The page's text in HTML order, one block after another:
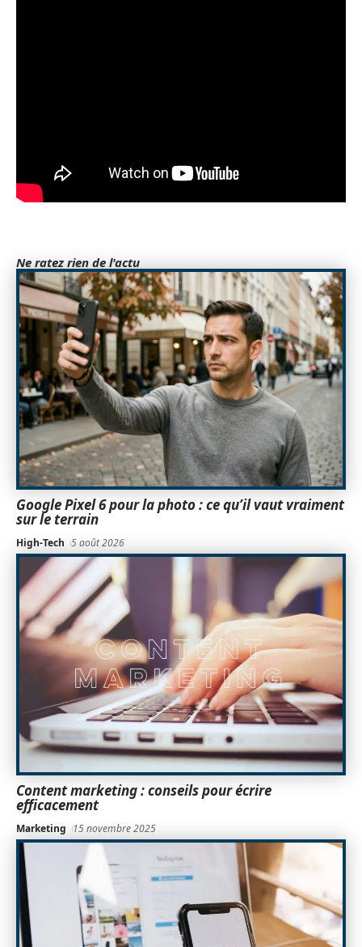
Ne ratez rien de l'actu
Google Pixel 6 pour la photo : ce qu’il vaut vraiment
sur le terrain
High-Tech 5 août 2026
Content marketing : conseils pour écrire
efficacement
Marketing 15 novembre 2025